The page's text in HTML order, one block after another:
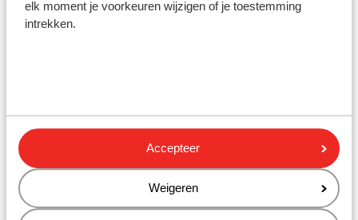
elk moment je voorkeuren wijzigen of je toestemming
intrekken.
Accepteer
Weigeren
verantwoordelijkheid.
- In iedere reservering dient er minimaal 1 persoon 18
Voor actuele informatie betreffende vaccinaties en
andere gegevens over gezondheid en reizen kijk je op
de site https://www.belgium.be/language_selection of
de site van het Tropisch Instituut:
https://www.itg.be
Telefoneren